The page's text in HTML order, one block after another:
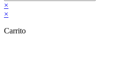
×
×
Carrito